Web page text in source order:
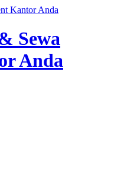
Sewa
Anda